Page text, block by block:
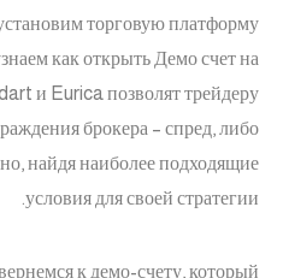
торговую платформу
как открыть Демо счет на
и Eurica позволят трейдеру
брокера – спред, либо
найдя наиболее подходящие
условия для своей стратегии.
к демо-счету, который